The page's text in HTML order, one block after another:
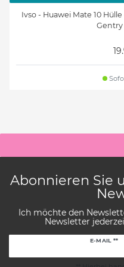
Ivso - Huawei Mate 10
Gentry
Abonnieren Sie
Ich möchte den
Newsletter
E-MAIL **